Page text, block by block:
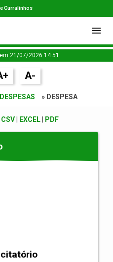
Curralinhos
21/07/2026 14:51
A-
DESPESAS » DESPESA
CSV| EXCEL| PDF